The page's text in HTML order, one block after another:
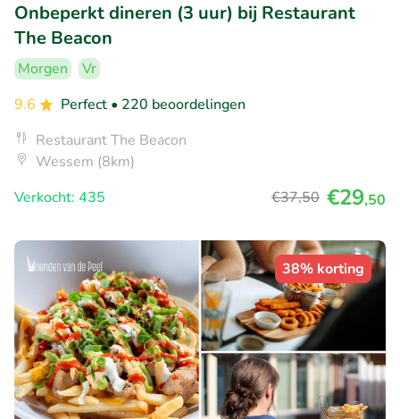
Onbeperkt dineren (3 uur) bij Restaurant
The Beacon
Morgen
Vr
9.6
Perfect • 220 beoordelingen
Restaurant The Beacon
Wessem (8km)
Verkocht: 435
€37,50 €29,50
38% korting